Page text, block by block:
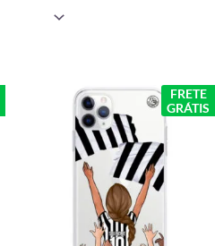
FRETE
GRÁTIS
O
preço
original
era:
R$ 59,90.
O
preço
R$ 49,90.